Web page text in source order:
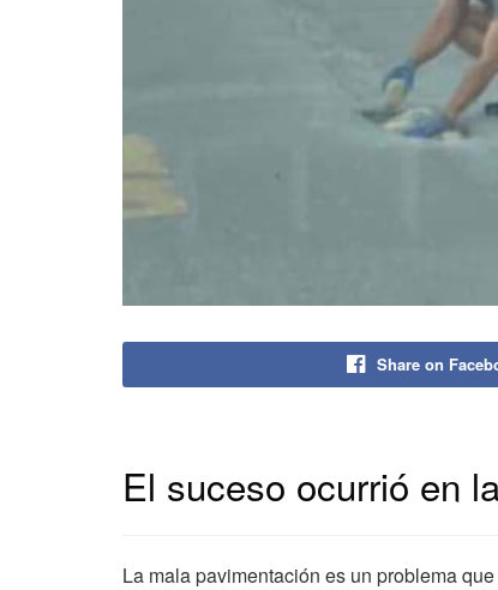
Share on
El suceso ocurrió en
La mala pavimentación es un problema